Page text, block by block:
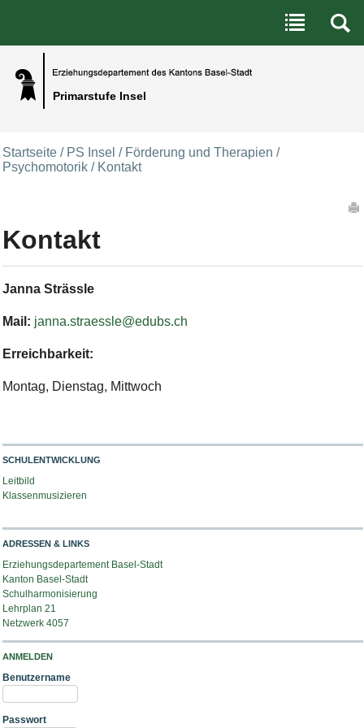
Primarstufe Insel
Benutzerspezifische Werkzeuge
Direkt zum Inhalt|Direkt zur Navigation
Startseite / PS Insel / Förderung und Therapien /
Psychomotorik / Kontakt
Kontakt
Janna Strässle
Mail: janna.straessle@edubs.ch
Erreichbarkeit:
Montag, Dienstag, Mittwoch
SCHULENTWICKLUNG
Leitbild
Klassenmusizieren
ADRESSEN & LINKS
Erziehungsdepartement Basel-Stadt
Kanton Basel-Stadt
Schulharmonisierung
Lehrplan 21
Netzwerk 4057
ANMELDEN
Benutzername
Passwort